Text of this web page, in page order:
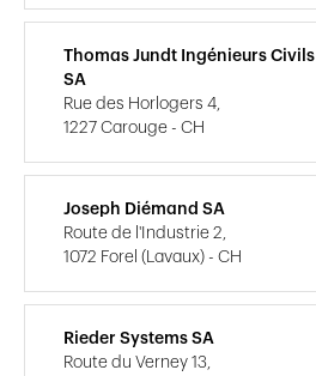
Thomas Jundt Ingénieurs Civils
SA
Rue des Horlogers 4,
1227 Carouge - CH
Joseph Diémand SA
Route de l'Industrie 2,
1072 Forel (Lavaux) - CH
Rieder Systems SA
Route du Verney 13,